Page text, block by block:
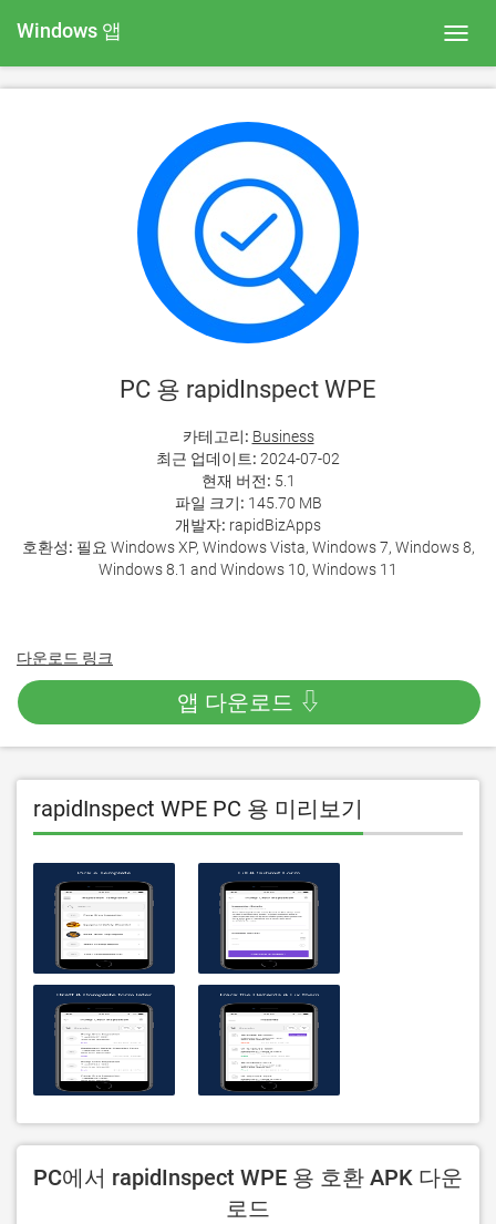
Windows 앱
PC 용 rapidInspect WPE
카테고리: Business
최근 업데이트: 2024-07-02
현재 버전: 5.1
파일 크기: 145.70 MB
개발자: rapidBizApps
호환성: 필요 Windows XP, Windows Vista, Windows 7, Windows 8,
Windows 8.1 and Windows 10, Windows 11
다운로드 링크
앱 다운로드 ⇩
rapidInspect WPE PC 용 미리보기
PC에서 rapidInspect WPE 용 호환 APK 다운
로드